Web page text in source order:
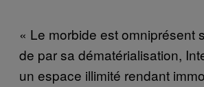
« Le morbide est omniprésent
de par sa dématérialisation,
un espace illimité rendant